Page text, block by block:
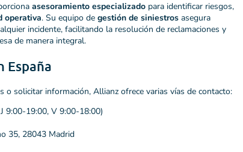
asesoramiento especializado para identificar riesgos,
operativa. Su equipo de gestión de siniestros asegura
incidente, facilitando la resolución de reclamaciones y
de manera integral.
España
o solicitar información, Allianz ofrece varias vías de contacto:
9:00-19:00, V 9:00-18:00)
35, 28043 Madrid